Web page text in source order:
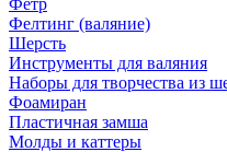
Фетр
Фелтинг (валяние)
Шерсть
Инструменты для валяния
Наборы для творчества из
Фоамиран
Пластичная замша
Молды и каттеры